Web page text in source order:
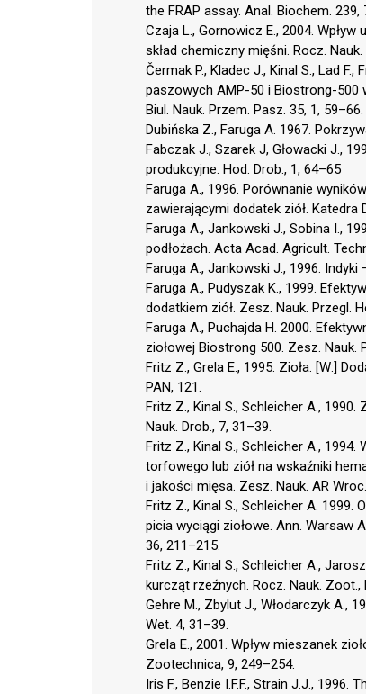
the FRAP assay. Anal. Biochem. 239,
Czaja L., Gornowicz E., 2004.
skład chemiczny mięśni. Rocz.
Čermak P., Kladec J., Kinal S., Lad
paszowych AMP-50 i Biostrong-500
Biul. Nauk. Przem. Pasz. 35, 1, 59–66.
Dubińska Z., Faruga A. 1967.
Fabczak J., Szarek J, Głowacki J.,
produkcyjne. Hod. Drob., 1, 64–65
Faruga A., 1996. Porównanie
zawierającymi dodatek ziół. Katedra
Faruga A., Jankowski J., Sobina I.,
podłożach. Acta Acad. Agricult.
Faruga A., Jankowski J., 1996.
Faruga A., Pudyszak K., 1999.
dodatkiem ziół. Zesz. Nauk. Przegl.
Faruga A., Puchajda H. 2000.
ziołowej Biostrong 500. Zesz. Nauk.
Fritz Z., Grela E., 1995. Zioła. [W:]
PAN, 121.
Fritz Z., Kinal S., Schleicher A.,
Nauk. Drob., 7, 31–39.
Fritz Z., Kinal S., Schleicher A.,
torfowego lub ziół na wskaźniki
i jakości mięsa. Zesz. Nauk. AR
Fritz Z., Kinal S., Schleicher A.
picia wyciągi ziołowe. Ann. Warsaw
36, 211–215.
Fritz Z., Kinal S., Schleicher A.,
kurcząt rzeźnych. Rocz. Nauk. Zoot.,
Gehre M., Zbylut J., Włodarczyk A.,
Wet. 4, 31–39.
Grela E., 2001. Wpływ mieszanek
Zootechnica, 9, 249–254.
Iris F., Benzie I.F.F., Strain J.J.,